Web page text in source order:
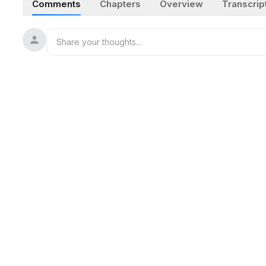
NTD analyserar toppmötet med Rod D. Martin, geopolitisk
#usa
Comments Chapters Overview